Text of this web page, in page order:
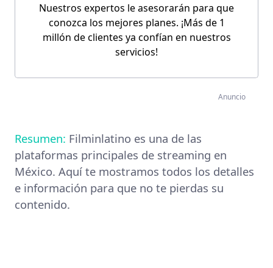
Nuestros expertos le asesorarán para que
conozca los mejores planes. ¡Más de 1
millón de clientes ya confían en nuestros
servicios!
Anuncio
Resumen: Filminlatino es una de las
plataformas principales de streaming en
México. Aquí te mostramos todos los detalles
e información para que no te pierdas su
contenido.